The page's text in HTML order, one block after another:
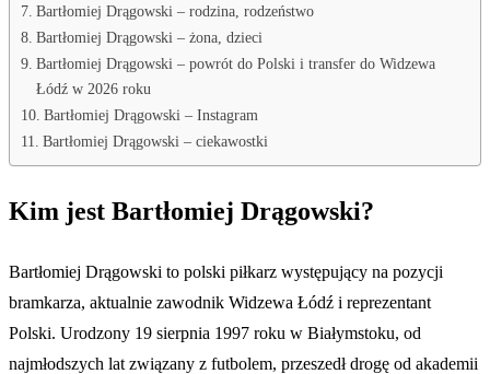
Bartłomiej Drągowski – rodzina, rodzeństwo
Bartłomiej Drągowski – żona, dzieci
Bartłomiej Drągowski – powrót do Polski i transfer do Widzewa
Łódź w 2026 roku
Bartłomiej Drągowski – Instagram
Bartłomiej Drągowski – ciekawostki
Kim jest Bartłomiej Drągowski?
Bartłomiej Drągowski to polski piłkarz występujący na pozycji
bramkarza, aktualnie zawodnik Widzewa Łódź i reprezentant
Polski. Urodzony 19 sierpnia 1997 roku w Białymstoku, od
najmłodszych lat związany z futbolem, przeszedł drogę od akademii